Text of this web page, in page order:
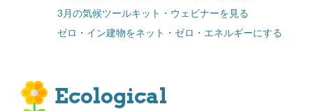
3月の気候ツールキット・ウェビナーを見る
ゼロ・イン建物をネット・ゼロ・エネルギーにする
Ecological